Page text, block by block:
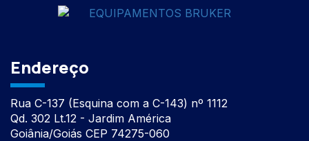
Endereço
Rua C-137 (Esquina com a C-143) nº 1112
Qd. 302 Lt.12 - Jardim América
Goiânia/Goiás CEP 74275-060